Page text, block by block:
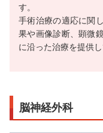
す。
手術治療の適応に関
果や画像診断、顕微
に沿った治療を提供し
脳神経外科